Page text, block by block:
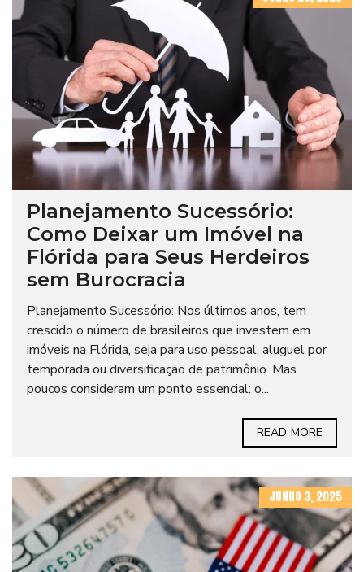
Planejamento Sucessório:
Como Deixar um Imóvel na
Flórida para Seus Herdeiros
sem Burocracia
Planejamento Sucessório: Nos últimos anos, tem
crescido o número de brasileiros que investem em
imóveis na Flórida, seja para uso pessoal, aluguel por
temporada ou diversificação de patrimônio. Mas
poucos consideram um ponto essencial: o...
READ MORE
JUNHO 3, 2025